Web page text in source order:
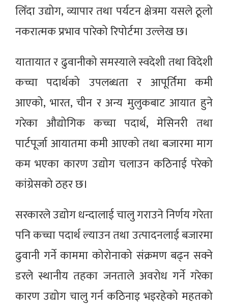
लिँदा उद्योग, व्यापार तथा पर्यटन क्षेत्रमा यसले ठूलो
नकरात्मक प्रभाव पारेको रिपोर्टमा उल्लेख छ।
यातायात र ढुवानीको समस्याले स्वदेशी तथा विदेशी
कच्चा पदार्थको उपलब्धता र आपूर्तिमा कमी
आएको, भारत, चीन र अन्य मुलुकबाट आयात हुने
गरेका औद्योगिक कच्चा पदार्थ, मेसिनरी तथा
पार्टपूर्जा आयातमा कमी आएको तथा बजारमा माग
कम भएका कारण उद्योग चलाउन कठिनाई परेको
कांग्रेसको ठहर छ।
सरकारले उद्योग धन्दालाई चालु गराउने निर्णय गरेता
पनि कच्चा पदार्थ ल्याउन तथा उत्पादनलाई बजारमा
ढुवानी गर्ने काममा कोरोनाको संक्रमण बढ्न सक्ने
डरले स्थानीय तहका जनताले अवरोध गर्ने गरेका
कारण उद्योग चालु गर्न कठिनाइ भइरहेको महतको